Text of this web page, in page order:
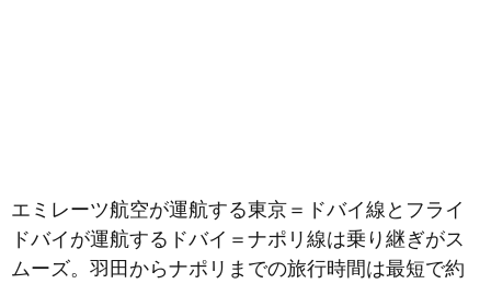
エミレーツ航空が運航する東京＝ドバイ線とフライ
ドバイが運航するドバイ＝ナポリ線は乗り継ぎがス
ムーズ。羽田からナポリまでの旅行時間は最短で約